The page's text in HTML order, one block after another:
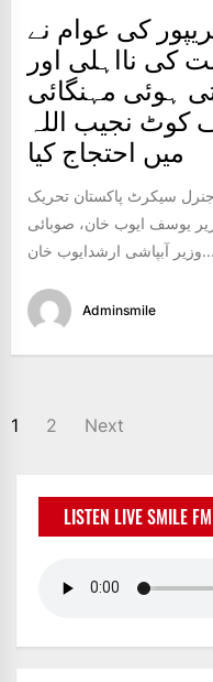
کی عوام نے
کی نااہلی اور
ہوئی مہنگائی
کوٹ نجیب اللہ
میں احتجاج کیا
سیکرٹ پاکستان تحریک
یوسف ایوب خان، صوبائی
وزیر آبپاشی ارشدایوب خان...
Adminsmile
POSTS
1 2 Next
LISTEN LIVE SMILE